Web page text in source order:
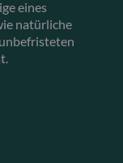
eines
natürliche